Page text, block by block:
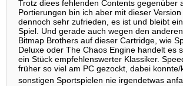
Trotz diees fehlenden Contents gegenüber
Portierungen bin ich aber mit dieser
dennoch sehr zufrieden, es ist und bleibt
Spiel. Und gerade auch wegen den
Bitmap Brothers auf dieser Cartridge, wie
Deluxe oder The Chaos Engine handelt es
ein Stück empfehlenswerter Klassiker.
früher so viel am PC gezockt, dabei
sonstigen Sportspielen nie irgendetwas